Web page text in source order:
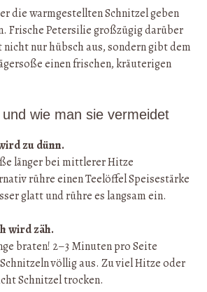
die warmgestellten Schnitzel geben
Frische Petersilie großzügig darüber
nur hübsch aus, sondern gibt dem
einen frischen, kräuterigen
wie man sie vermeidet
zu dünn.
länger bei mittlerer Hitze
rühre einen Teelöffel Speisestärke
glatt und rühre es langsam ein.
wird zäh.
braten! 2–3 Minuten pro Seite
völlig aus. Zu viel Hitze oder
Schnitzel trocken.